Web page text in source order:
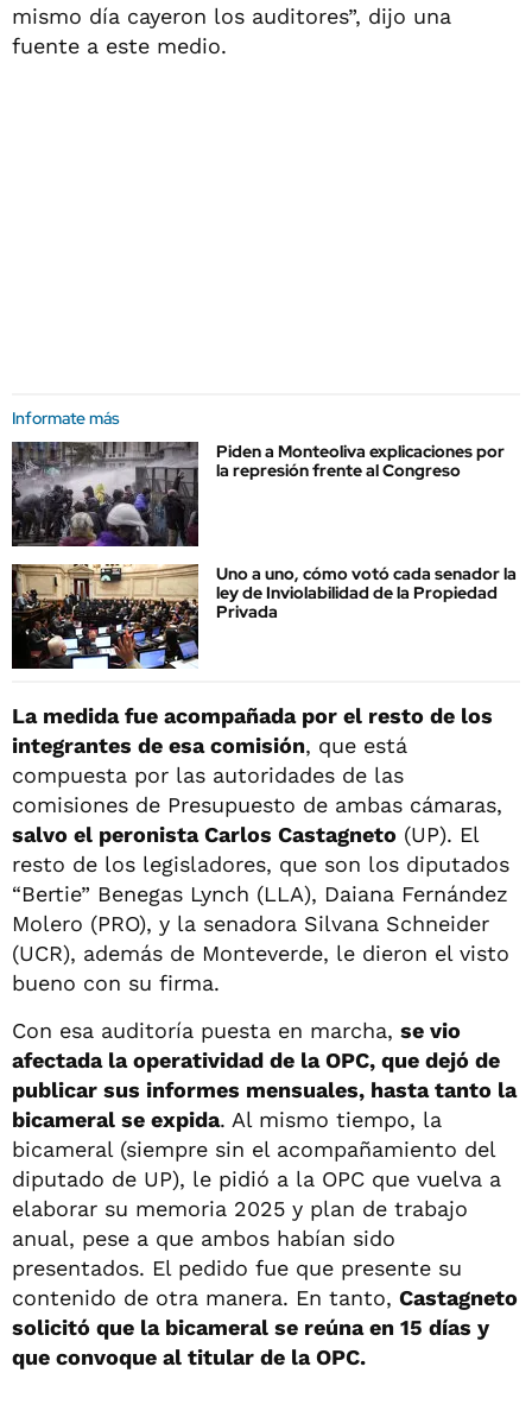
mismo día cayeron los auditores”, dijo una
fuente a este medio.
Informate más
Piden a Monteoliva explicaciones por
la represión frente al Congreso
Uno a uno, cómo votó cada senador la
ley de Inviolabilidad de la Propiedad
Privada
La medida fue acompañada por el resto de los
integrantes de esa comisión, que está
compuesta por las autoridades de las
comisiones de Presupuesto de ambas cámaras,
salvo el peronista Carlos Castagneto (UP). El
resto de los legisladores, que son los diputados
“Bertie” Benegas Lynch (LLA), Daiana Fernández
Molero (PRO), y la senadora Silvana Schneider
(UCR), además de Monteverde, le dieron el visto
bueno con su firma.
Con esa auditoría puesta en marcha, se vio
afectada la operatividad de la OPC, que dejó de
publicar sus informes mensuales, hasta tanto la
bicameral se expida. Al mismo tiempo, la
bicameral (siempre sin el acompañamiento del
diputado de UP), le pidió a la OPC que vuelva a
elaborar su memoria 2025 y plan de trabajo
anual, pese a que ambos habían sido
presentados. El pedido fue que presente su
contenido de otra manera. En tanto, Castagneto
solicitó que la bicameral se reúna en 15 días y
que convoque al titular de la OPC.